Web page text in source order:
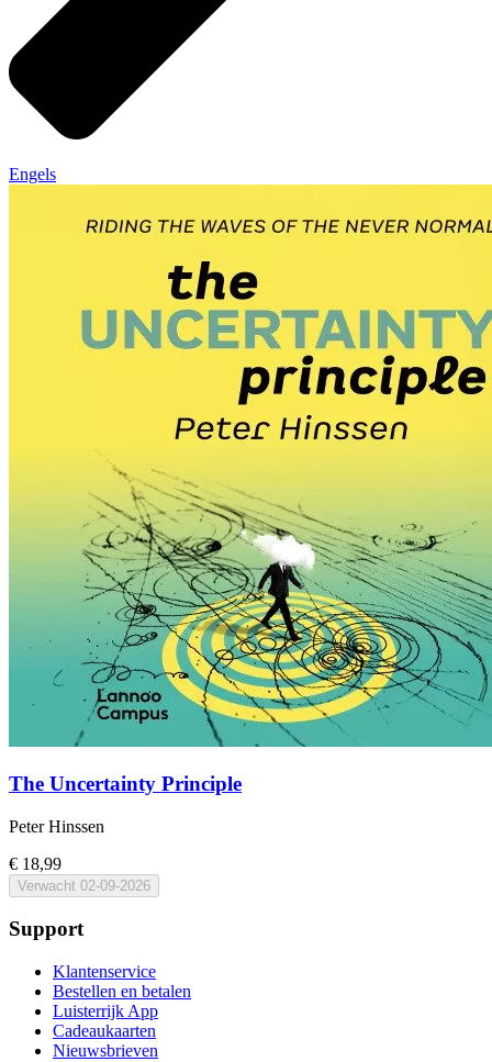
Engels
The Uncertainty Principle
Peter Hinssen
€ 18,99
Verwacht 02-09-2026
Support
Klantenservice
Bestellen en betalen
Luisterrijk App
Cadeaukaarten
Nieuwsbrieven